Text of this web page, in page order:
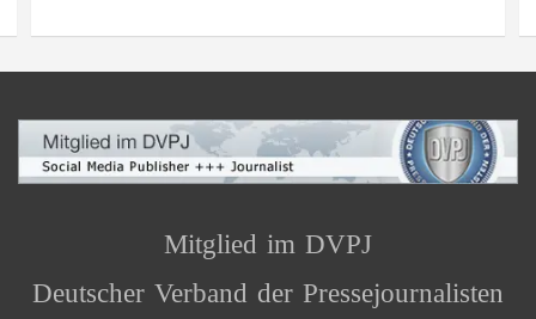
Mitglied im DVPJ
Deutscher Verband der Pressejournalisten